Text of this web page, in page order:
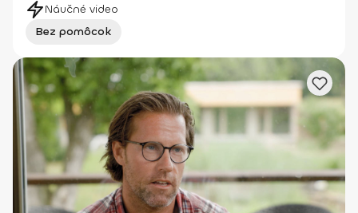
Náučné video
Bez pomôcok